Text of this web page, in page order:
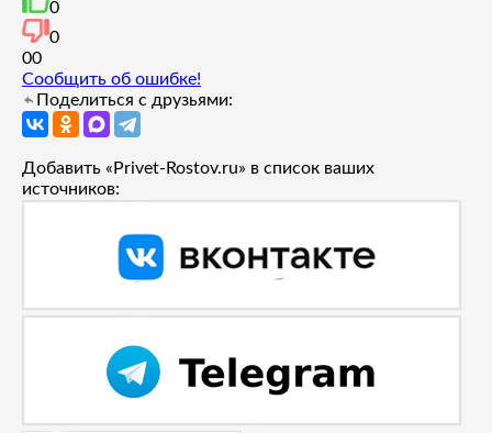
0
0
00
Сообщить об ошибке!
Поделиться с друзьями:
Добавить «Privet-Rostov.ru» в список ваших
источников: